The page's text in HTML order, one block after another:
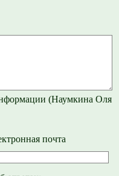
(Наумкина Оля
почта